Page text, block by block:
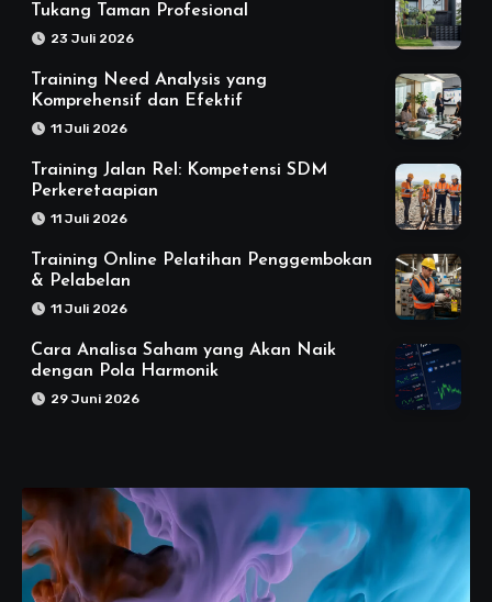
Tukang Taman Profesional
23 Juli 2026
Training Need Analysis yang
Komprehensif dan Efektif
11 Juli 2026
Training Jalan Rel: Kompetensi SDM
Perkeretaapian
11 Juli 2026
Training Online Pelatihan Penggembokan
& Pelabelan
11 Juli 2026
Cara Analisa Saham yang Akan Naik
dengan Pola Harmonik
29 Juni 2026